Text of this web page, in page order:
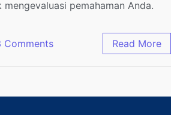
pemahaman Anda.
Comments Read More